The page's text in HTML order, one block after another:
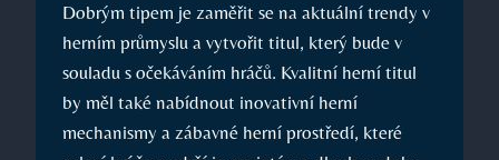
Dobrým tipem je zaměřit se na aktuální trendy v
herním průmyslu a vytvořit titul, který bude v
souladu s očekáváním hráčů. Kvalitní herní titul
by měl také nabídnout inovativní herní
mechanismy a zábavné herní prostředí, které